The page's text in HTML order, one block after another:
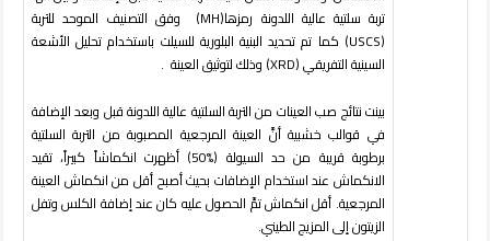
تربة سلتية عالية اللدونة رمزها(MH)
وفق التصنيف الموحد للتربة
(USCS)
كما تم تحديد البنية البلورية للسيلت باستخدام تحليل الأشعة
السينية التفريقي(XRD) وذلك لتوثيق العينة .
بينت نتائج صب العينات من التربة السلتية عالية اللدونة قبل وبعد الإضافة
في قوالب خشبية أنَّ العينة المرجعية المصبوبة من التربة السلتية
برطوبة قريبة من حد السيولة (%50) أظهرت انكماشاً كبيراً، تقيد
الانكماش عند استخدام الإضافات بحيث أصبح أقل من انكماش العينة
المرجعية. أقل انكماش تمَّ الحصول عليه كان عند إضافة الكلس وتفل
الزيتون إلى المزيج الطيني.